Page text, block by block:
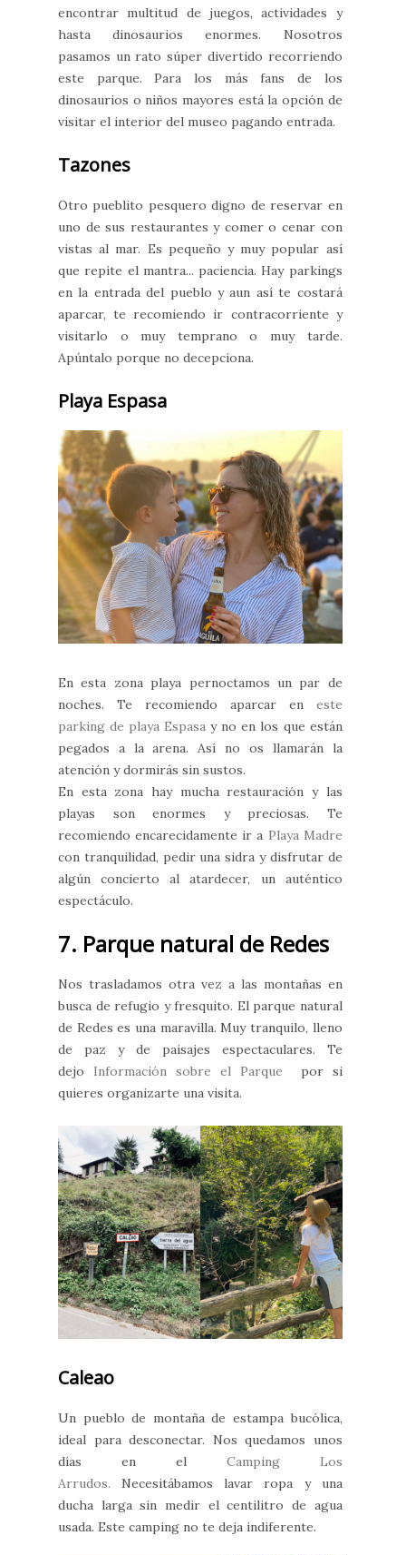
encontrar multitud de juegos, actividades y
hasta dinosaurios enormes. Nosotros
pasamos un rato súper divertido recorriendo
este parque. Para los más fans de los
dinosaurios o niños mayores está la opción de
visitar el interior del museo pagando entrada.
Tazones
Otro pueblito pesquero digno de reservar en
uno de sus restaurantes y comer o cenar con
vistas al mar. Es pequeño y muy popular así
que repite el mantra... paciencia. Hay parkings
en la entrada del pueblo y aun así te costará
aparcar, te recomiendo ir contracorriente y
visitarlo o muy temprano o muy tarde.
Apúntalo porque no decepciona.
Playa Espasa
En esta zona playa pernoctamos un par de
noches. Te recomiendo aparcar en este
parking de playa Espasa y no en los que están
pegados a la arena. Así no os llamarán la
atención y dormirás sin sustos.
En esta zona hay mucha restauración y las
playas son enormes y preciosas. Te
recomiendo encarecidamente ir a Playa Madre
con tranquilidad, pedir una sidra y disfrutar de
algún concierto al atardecer, un auténtico
espectáculo.
7. Parque natural de Redes
Nos trasladamos otra vez a las montañas en
busca de refugio y fresquito. El parque natural
de Redes es una maravilla. Muy tranquilo, lleno
de paz y de paisajes espectaculares. Te
dejo Información sobre el Parque
por si
quieres organizarte una visita.
Caleao
Un pueblo de montaña de estampa bucólica,
ideal para desconectar. Nos quedamos unos
días en el Camping Los
Arrudos. Necesitábamos lavar ropa y una
ducha larga sin medir el centilitro de agua
usada. Este camping no te deja indiferente.